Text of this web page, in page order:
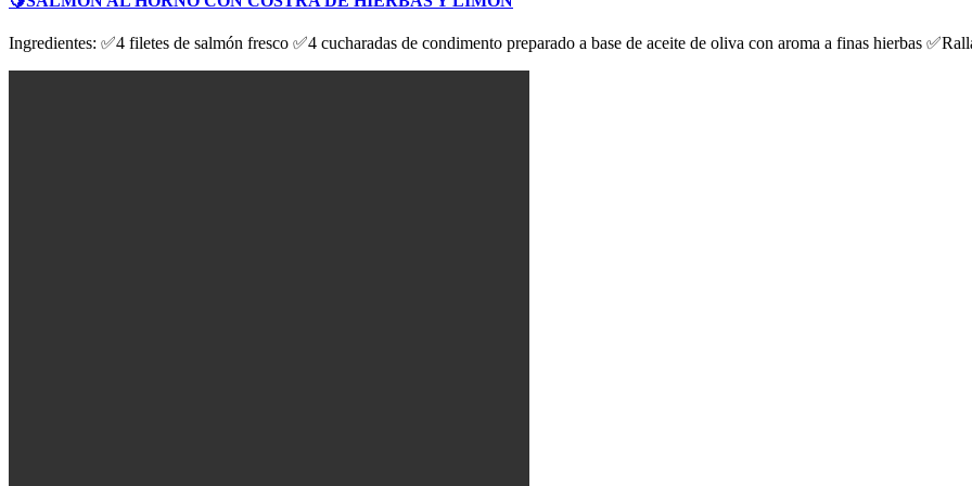
Ingredientes: ✅4 filetes de salmón fresco ✅4 cucharadas de condimento preparado a base de aceite de oliva con aroma a finas hierbas